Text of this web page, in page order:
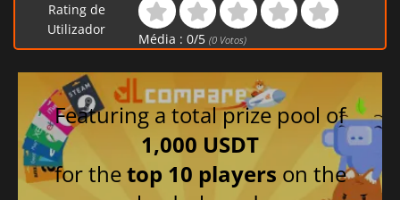
Rating de
Utilizador
Média : 0/5 (0Votos)
Featuring a total prize pool of
1,000 USDT
for thetop 10 players on the